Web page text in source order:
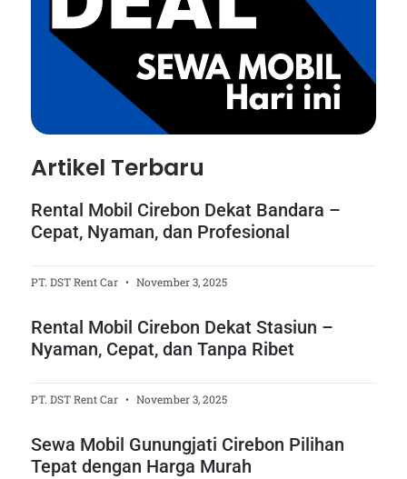
Artikel Terbaru
Rental Mobil Cirebon Dekat Bandara –
Cepat, Nyaman, dan Profesional
PT. DST Rent Car November 3, 2025
Rental Mobil Cirebon Dekat Stasiun –
Nyaman, Cepat, dan Tanpa Ribet
PT. DST Rent Car November 3, 2025
Sewa Mobil Gunungjati Cirebon Pilihan
Tepat dengan Harga Murah